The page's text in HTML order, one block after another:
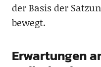
der Basis der
bewegt.
Erwartungen